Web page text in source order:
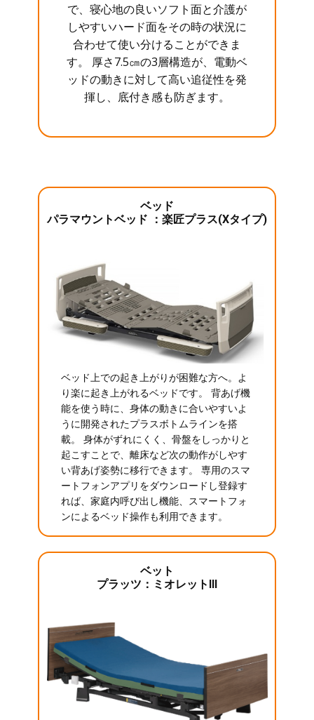
で、寝心地の良いソフト面と介護が
しやすいハード面をその時の状況に
合わせて使い分けることができま
す。 厚さ7.5㎝の3層構造が、電動ベ
ッドの動きに対して高い追従性を発
揮し、底付き感も防ぎます。
ベッド
パラマウントベッド ：楽匠プラス(Xタイプ)
ベッド上での起き上がりが困難な方へ。よ
り楽に起き上がれるベッドです。 背あげ機
能を使う時に、身体の動きに合いやすいよ
うに開発されたプラスボトムラインを搭
載。 身体がずれにくく、骨盤をしっかりと
起こすことで、離床など次の動作がしやす
い背あげ姿勢に移行できます。 専用のスマ
ートフォンアプリをダウンロードし登録す
れば、家庭内呼び出し機能、スマートフォ
ンによるベッド操作も利用できます。
ベット
プラッツ：ミオレットIII